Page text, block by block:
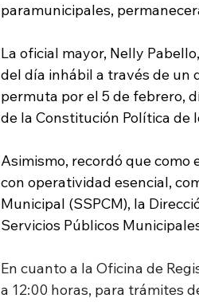
paramunicipales,
La oficial mayor, Nelly
del día inhábil a través de un
permuta por el 5 de febrero,
de la Constitución Política de
Asimismo, recordó que
con operatividad esencial,
Municipal (SSPCM), la
Servicios Públicos
En cuanto a la Oficina de
a 12:00 horas, para trámites